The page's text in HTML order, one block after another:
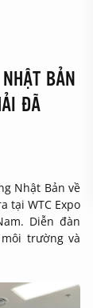
BẢN
ĐÃ
Nhật Bản về
tại WTC Expo
Diễn đàn
trường và